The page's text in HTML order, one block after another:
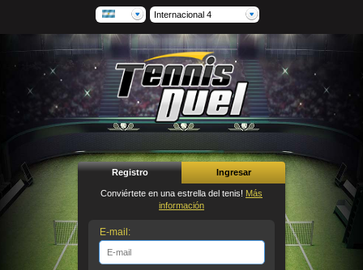
Internacional 4
Registro Ingresar
Conviértete en una estrella del tenis! Más
información
E-mail: